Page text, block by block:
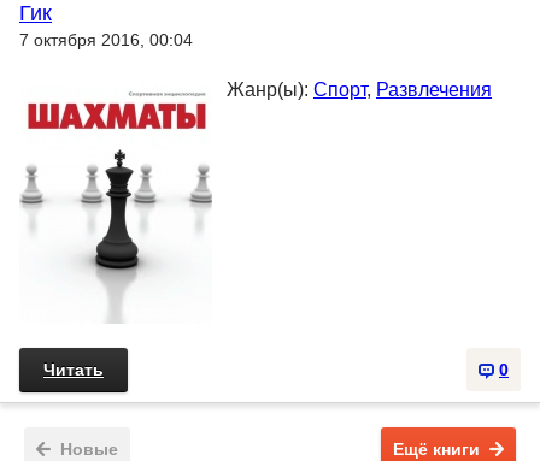
Гик
7 октября 2016, 00:04
Жанр(ы): Спорт, Развлечения
0
Читать
Новые Ещё книги